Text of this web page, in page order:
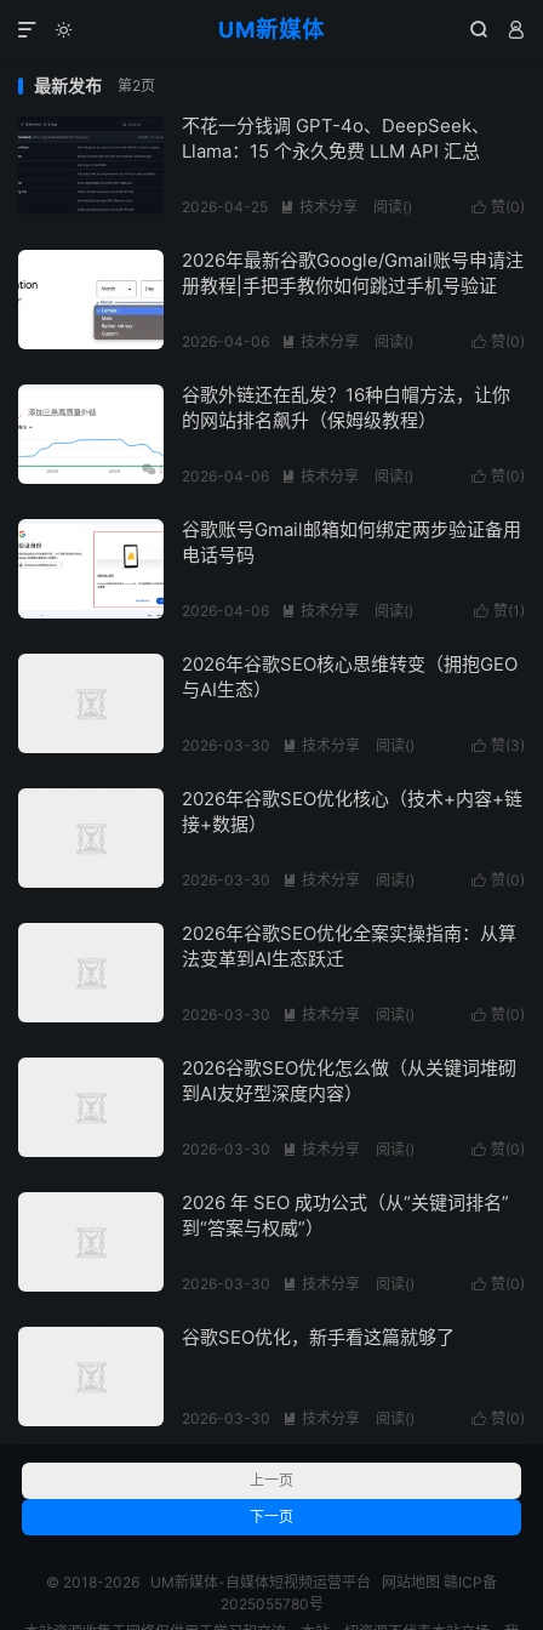
UM新媒体
  

最新发布 第2页
不花一分钱调 GPT-4o、DeepSeek、
Llama：15 个永久免费 LLM API 汇总
 赞(0)
2026-04-25  技术分享 阅读()
2026年最新谷歌Google/Gmail账号申请注
册教程|手把手教你如何跳过手机号验证
 赞(0)
2026-04-06  技术分享 阅读()
谷歌外链还在乱发？16种白帽方法，让你
的网站排名飙升（保姆级教程）
 赞(0)
2026-04-06  技术分享 阅读()
谷歌账号Gmail邮箱如何绑定两步验证备用
电话号码
 赞(1 )
2026-04-06  技术分享 阅读()
2026年谷歌SEO核心思维转变（拥抱GEO
与AI生态）
 赞(3)
2026-03-30  技术分享 阅读()
2026年谷歌SEO优化核心（技术+内容+链
接+数据）
 赞(0)
2026-03-30  技术分享 阅读()
2026年谷歌SEO优化全案实操指南：从算
法变革到AI生态跃迁
 赞(0)
2026-03-30  技术分享 阅读()
2026谷歌SEO优化怎么做（从关键词堆砌
到AI友好型深度内容）
 赞(0)
2026-03-30  技术分享 阅读()
2026 年 SEO 成功公式（从“关键词排名”
到“答案与权威”）
 赞(0)
2026-03-30  技术分享 阅读()
谷歌SEO优化，新手看这篇就够了
 赞(0)
2026-03-30  技术分享 阅读()
上一页
下一页
© 2018-2026 UM新媒体-自媒体短视频运营平台 网站地图 赣ICP备
2025055780号